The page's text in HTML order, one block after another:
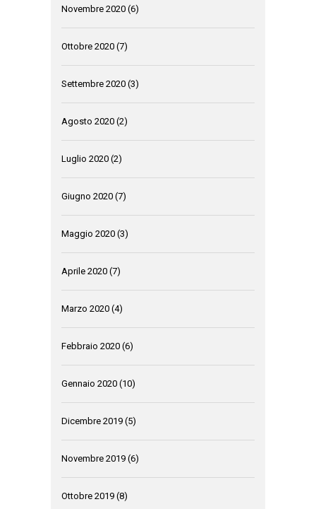
Novembre 2020 (6)
Ottobre 2020 (7)
Settembre 2020 (3)
Agosto 2020 (2)
Luglio 2020 (2)
Giugno 2020 (7)
Maggio 2020 (3)
Aprile 2020 (7)
Marzo 2020 (4)
Febbraio 2020 (6)
Gennaio 2020 (10)
Dicembre 2019 (5)
Novembre 2019 (6)
Ottobre 2019 (8)